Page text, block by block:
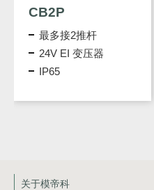
CB2P
最多接2推杆
24V EI 变压器
IP65
关于模帝科